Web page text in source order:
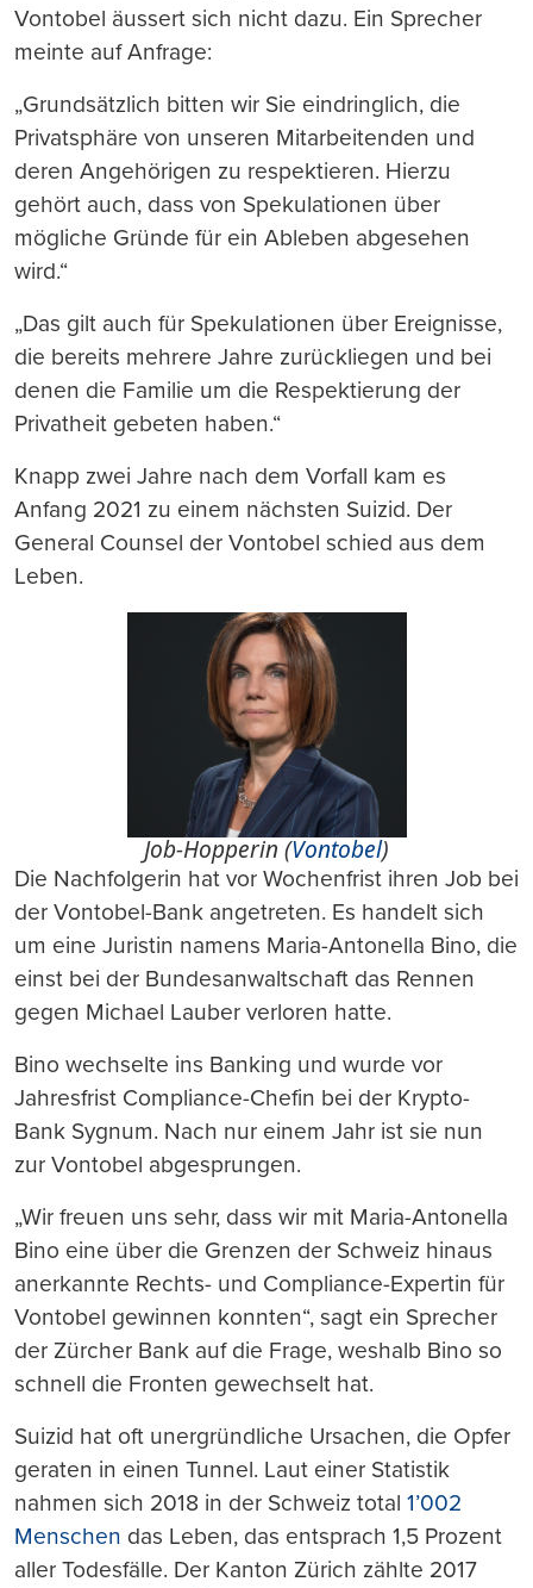
Vontobel äussert sich nicht dazu. Ein Sprecher
meinte auf Anfrage:
„Grundsätzlich bitten wir Sie eindringlich, die
Privatsphäre von unseren Mitarbeitenden und
deren Angehörigen zu respektieren. Hierzu
gehört auch, dass von Spekulationen über
mögliche Gründe für ein Ableben abgesehen
wird.“
„Das gilt auch für Spekulationen über Ereignisse,
die bereits mehrere Jahre zurückliegen und bei
denen die Familie um die Respektierung der
Privatheit gebeten haben.“
Knapp zwei Jahre nach dem Vorfall kam es
Anfang 2021 zu einem nächsten Suizid. Der
General Counsel der Vontobel schied aus dem
Leben.
Job-Hopperin (Vontobel)
Die Nachfolgerin hat vor Wochenfrist ihren Job bei
der Vontobel-Bank angetreten. Es handelt sich
um eine Juristin namens Maria-Antonella Bino, die
einst bei der Bundesanwaltschaft das Rennen
gegen Michael Lauber verloren hatte.
Bino wechselte ins Banking und wurde vor
Jahresfrist Compliance-Chefin bei der Krypto-
Bank Sygnum. Nach nur einem Jahr ist sie nun
zur Vontobel abgesprungen.
„Wir freuen uns sehr, dass wir mit Maria-Antonella
Bino eine über die Grenzen der Schweiz hinaus
anerkannte Rechts- und Compliance-Expertin für
Vontobel gewinnen konnten“, sagt ein Sprecher
der Zürcher Bank auf die Frage, weshalb Bino so
schnell die Fronten gewechselt hat.
Suizid hat oft unergründliche Ursachen, die Opfer
geraten in einen Tunnel. Laut einer Statistik
nahmen sich 2018 in der Schweiz total 1’002
Menschen das Leben, das entsprach 1,5 Prozent
aller Todesfälle. Der Kanton Zürich zählte 2017